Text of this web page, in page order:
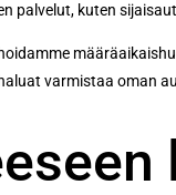
palvelut, kuten
varmistaa oman